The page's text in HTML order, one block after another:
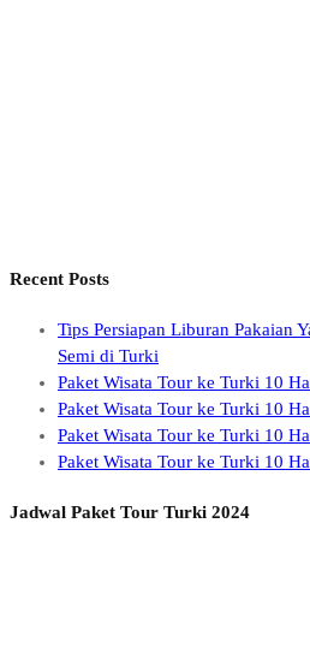
Recent Posts
Tips Persiapan Liburan Pakaian
Semi di Turki
Paket Wisata Tour ke Turki 10
Paket Wisata Tour ke Turki 10
Paket Wisata Tour ke Turki 10
Paket Wisata Tour ke Turki 10
Jadwal Paket Tour Turki 2024